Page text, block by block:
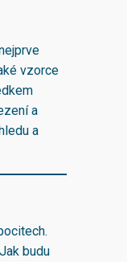
vzorce
a
a
budu